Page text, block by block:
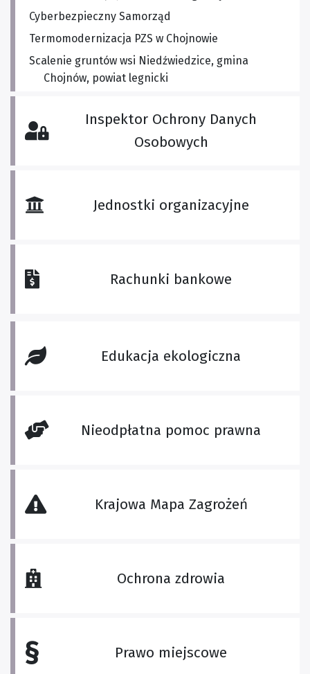
Cyberbezpieczny Samorząd
Termomodernizacja PZS w Chojnowie
Scalenie gruntów wsi Niedźwiedzice, gmina
Chojnów, powiat legnicki
Inspektor Ochrony Danych
Osobowych
Jednostki organizacyjne
Rachunki bankowe
Edukacja ekologiczna
Nieodpłatna pomoc prawna
Krajowa Mapa Zagrożeń
Ochrona zdrowia
§ Prawo miejscowe